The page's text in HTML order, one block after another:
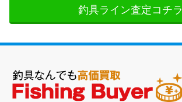
釣具ライン査定コチラ